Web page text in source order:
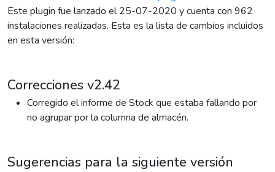
Este plugin fue lanzado el 25-07-2020 y cuenta con 962
instalaciones realizadas. Esta es la lista de cambios incluidos
en esta versión:
Correcciones v2.42
Corregido el informe de Stock que estaba fallando por
no agrupar por la columna de almacén.
Sugerencias para la siguiente versión